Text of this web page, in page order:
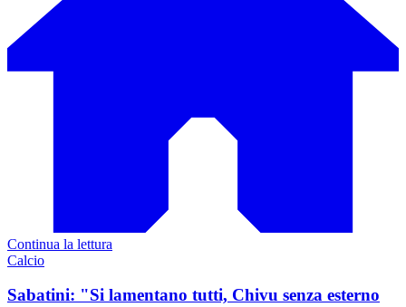
Continua la lettura
Calcio
Sabatini: "Si lamentano tutti, Chivu senza esterno